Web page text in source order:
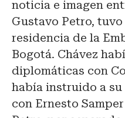
noticia e imagen
Gustavo Petro, tuvo
residencia de la
Bogotá. Chávez
diplomáticas con
había instruido a
con Ernesto